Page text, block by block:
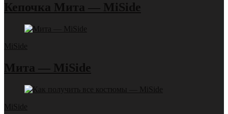
Кепочка Мита — MiSide
MiSide
Мита — MiSide
MiSide